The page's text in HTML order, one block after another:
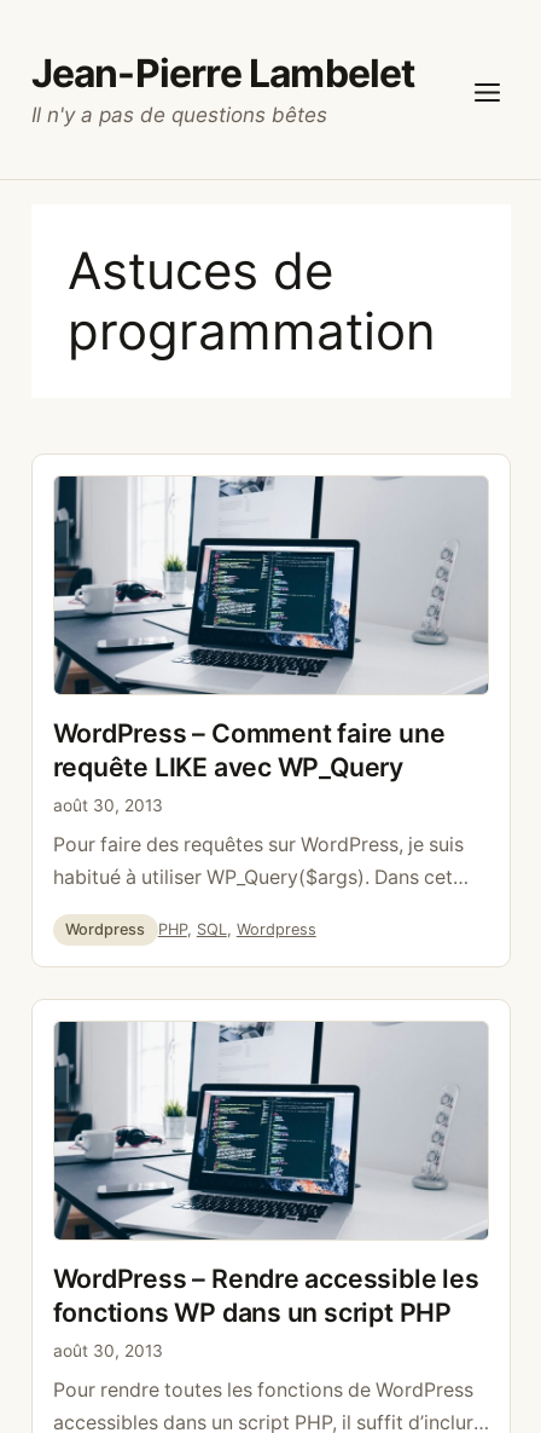
contenu
Jean-Pierre Lambelet
Il n'y a pas de questions bêtes
Astuces de
programmation
WordPress – Comment faire une
requête LIKE avec WP_Query
août 30, 2013
Pour faire des requêtes sur WordPress, je suis
habitué à utiliser WP_Query($args). Dans cet
exemple, il est question d’ajouter un LIKE =
« %title% » dans notre requête. Ici une simple
requête qui ajoute dans l’array a_response_array
tous nos posts: $args = array( ‘post_status’ =>
‘publish’, ); // The Query $query = new
WP_Query( $args ); // …
Lire la suite
Catégories
Wordpress Étiquettes
PHP, SQL, Wordpress
WordPress – Rendre accessible les
fonctions WP dans un script PHP
août 30, 2013
Pour rendre toutes les fonctions de WordPress
accessibles dans un script PHP, il suffit d’inclure